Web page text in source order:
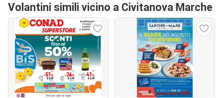
Volantini simili vicino a Civitanova Marche